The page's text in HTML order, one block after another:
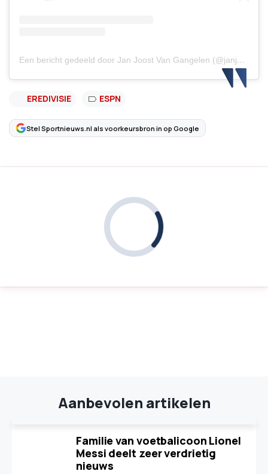
Een bericht gedeeld door Jan Joost Van Gangelen (@janjoostvg)
EREDIVISIE ESPN
Stel Sportnieuws.nl als voorkeursbron in op Google
Aanbevolen artikelen
Familie van voetbalicoon Lionel
Messi deelt zeer verdrietig
nieuws